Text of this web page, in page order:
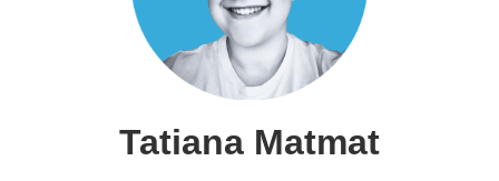
Tatiana Matmat